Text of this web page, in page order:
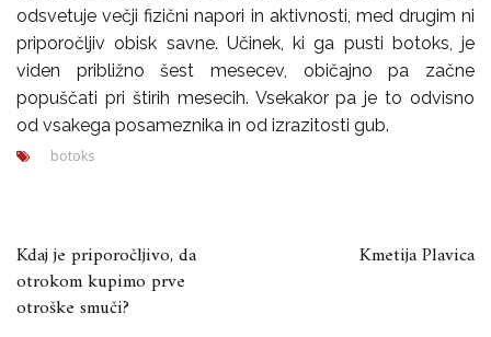
odsvetuje večji fizični napori in aktivnosti, med drugim ni
priporočljiv obisk savne. Učinek, ki ga pusti botoks, je
viden približno šest mesecev, običajno pa začne
popuščati pri štirih mesecih. Vsekakor pa je to odvisno
od vsakega posameznika in od izrazitosti gub.
botoks
Navigacija
prispevka
Kdaj je priporočljivo, da
otrokom kupimo prve
otroške smuči?
Kmetija Plavica